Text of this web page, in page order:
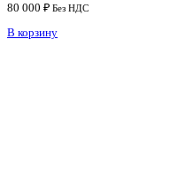
80 000 ₽ Без НДС
В корзину